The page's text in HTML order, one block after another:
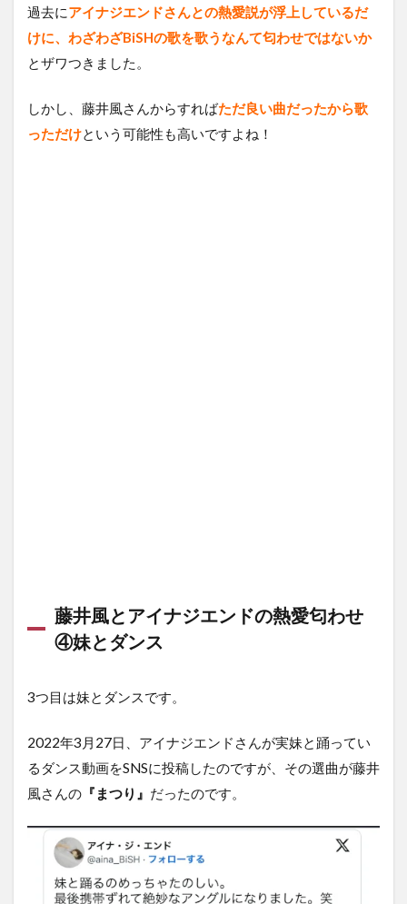
過去にアイナジエンドさんとの熱愛説が浮上しているだ
けに、わざわざBiSHの歌を歌うなんて匂わせではないか
とザワつきました。
しかし、藤井風さんからすればただ良い曲だったから歌
っただけという可能性も高いですよね！
藤井風とアイナジエンドの熱愛匂わせ
④妹とダンス
3つ目は妹とダンスです。
2022年3月27日、アイナジエンドさんが実妹と踊ってい
るダンス動画をSNSに投稿したのですが、その選曲が藤井
風さんの 『まつり』 だったのです。